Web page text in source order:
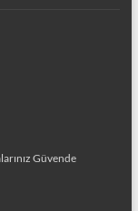
Güvende